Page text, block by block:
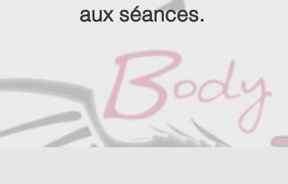
aux séances.